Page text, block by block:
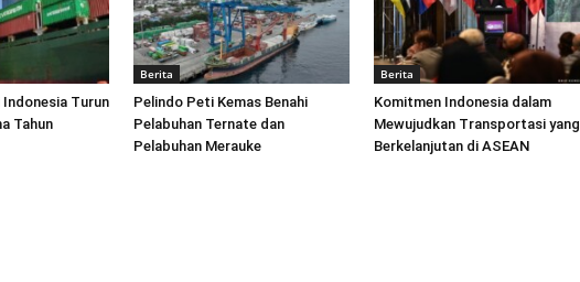
Turun
Tahun
Berita
Pelindo Peti Kemas Benahi
Pelabuhan Ternate dan
Pelabuhan Merauke
Berita
Komitmen Indonesia dalam
Mewujudkan Transportasi yang
Berkelanjutan di ASEAN